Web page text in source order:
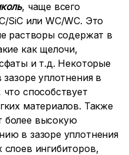
, чаще всего
SiC или WC/WC. Это
растворы содержат в
как щелочи,
и т.д. Некоторые
уплотнения в
способствует
материалов. Также
более высокую
в зазоре уплотнения
слоев ингибиторов,